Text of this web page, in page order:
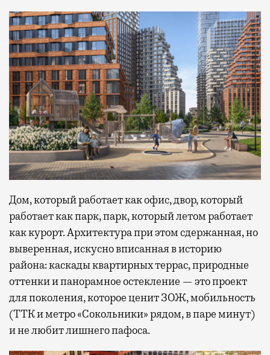
Дом, который работает как офис, двор, который
работает как парк, парк, который летом работает
как курорт. Архитектура при этом сдержанная, но
выверенная, искусно вписанная в историю
района: каскады квартирных террас, природные
оттенки и панорамное остекление — это проект
для поколения, которое ценит ЗОЖ, мобильность
(ТТК и метро «Сокольники» рядом, в паре минут)
и не любит лишнего пафоса.